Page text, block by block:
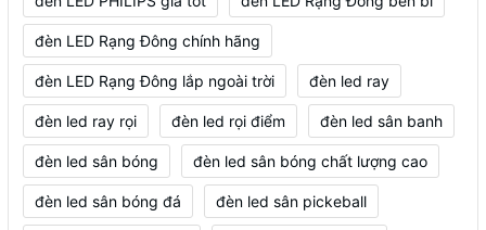
đèn LED Rạng Đông chính hãng
đèn LED Rạng Đông lắp ngoài trời đèn led ray
đèn led ray rọi đèn led rọi điểm đèn led sân banh
đèn led sân bóng đèn led sân bóng chất lượng cao
đèn led sân bóng đá đèn led sân pickeball